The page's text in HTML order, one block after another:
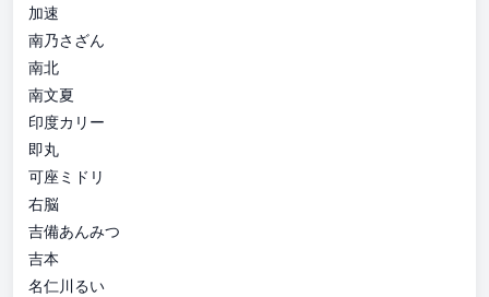
加速
南乃さざん
南北
南文夏
印度カリー
即丸
可座ミドリ
右脳
吉備あんみつ
吉本
名仁川るい